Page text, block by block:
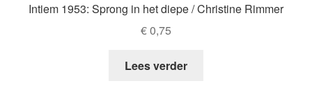
Intiem 1953: Sprong in het diepe / Christine Rimmer
€0,75
Lees verder